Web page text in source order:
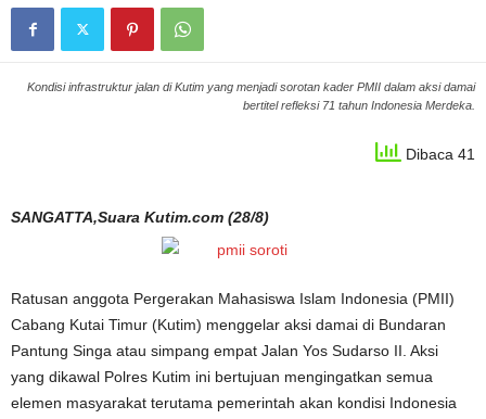
Kondisi infrastruktur jalan di Kutim yang menjadi sorotan kader PMII dalam aksi damai
bertitel refleksi 71 tahun Indonesia Merdeka.
Dibaca 41
SANGATTA,Suara Kutim.com (28/8)
Ratusan anggota Pergerakan Mahasiswa Islam Indonesia (PMII)
Cabang Kutai Timur (Kutim) menggelar aksi damai di Bundaran
Pantung Singa atau simpang empat Jalan Yos Sudarso II. Aksi
yang dikawal Polres Kutim ini bertujuan mengingatkan semua
elemen masyarakat terutama pemerintah akan kondisi Indonesia